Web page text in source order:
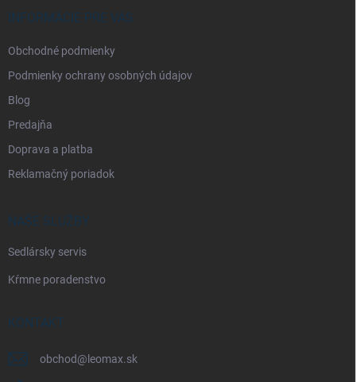
INFORMÁCIE PRE VÁS
Obchodné podmienky
Podmienky ochrany osobných údajov
Blog
Predajňa
Doprava a platba
Reklamačný poriadok
NAŠE SLUŽBY
Sedlársky servis
Kŕmne poradenstvo
KONTAKT
obchod@ leomax.sk